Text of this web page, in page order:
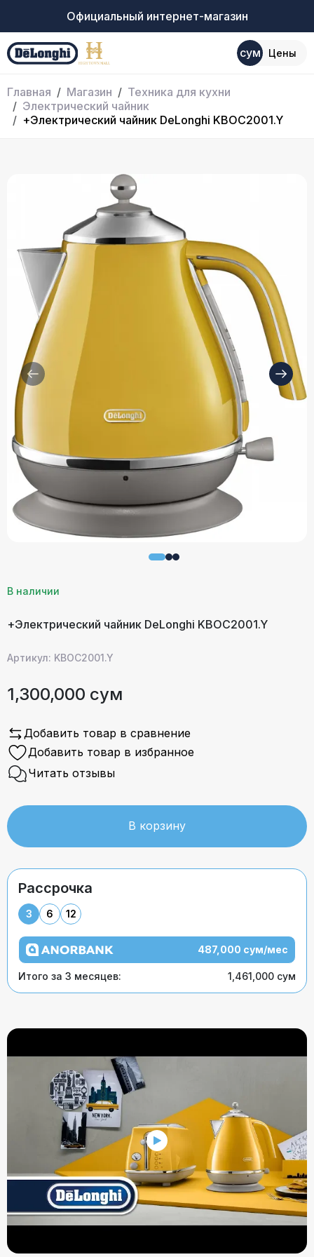
Официальный интернет-магазин
сум Цены
Главная Магазин
Техника для кухни
Электрический чайник
+Электрический чайник DeLonghi KBOC2001.Y
В наличии
+Электрический чайник DeLonghi KBOC2001.Y
Артикул: KBOC2001.Y
1,300,000 сум
Добавить товар в сравнение
Добавить товар в избранное
Читать отзывы
В корзину
Рассрочка
3 6 12
487,000 сум/мес
Итого за 3 месяцев: 1,461,000 сум